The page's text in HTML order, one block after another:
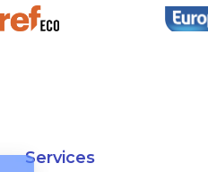
Services